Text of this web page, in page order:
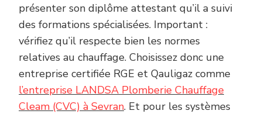
présenter son diplôme attestant qu’il a suivi
des formations spécialisées. Important :
vérifiez qu’il respecte bien les normes
relatives au chauffage. Choisissez donc une
entreprise certifiée RGE et Qauligaz comme
l’entreprise LANDSA Plomberie Chauffage
Cleam (CVC) à Sevran. Et pour les systèmes